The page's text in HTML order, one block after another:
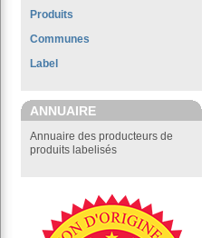
Produits
Communes
Label
ANNUAIRE
Annuaire des producteurs de
produits labelisés